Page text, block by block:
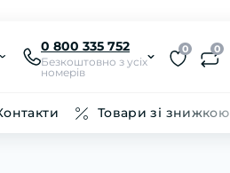
0 800 335 752
Безкоштовно з усіх
номерів
0 0
Товари зі знижкою